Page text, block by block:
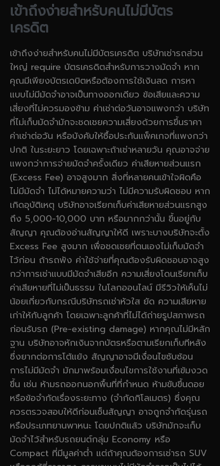
เข้าถึงง่ายสำหรับคนไม่มีบัตร
เครดิต
เข้าถึงง่ายสำหรับคนไม่มีบัตรเครดิต บริษัทเช่ารถส่วน
ใหญ่ require บัตรเครดิตสำหรับการวางมัดจำ หาก
คุณมีเพียงบัตรเดบิตหรือต้องการใช้เงินสด การหา
แบบไม่มีมัดจำอาจเป็นทางออกเดียว ข้อเสียและความ
เสี่ยงที่ไม่ควรมองข้าม ค่าเช่าต่อวันอาจแพงกว่า บริษัท
ที่ไม่เก็บมัดจำมักจะชดเชยความเสี่ยงด้วยการขึ้นราคา
ค่าเช่าต่อวัน หรือบังคับให้ซื้อประกันแพ็คเกจที่แพงกว่า
ปกติ ในระยะยาว โดยเฉพาะถ้าเช่าหลายวัน คุณอาจจ่าย
แพงกว่าการจ่ายมัดจำครั้งเดียว ค่าเสียหายส่วนแรก
(Excess Fee) อาจสูงมาก สิ่งที่หลายคนเข้าใจผิดคือ
ไม่มีมัดจำ ไม่ได้หมายความว่า ไม่มีความรับผิดชอบ หาก
เกิดอุบัติเหตุ บริษัทอาจเรียกเก็บค่าเสียหายส่วนแรกสูง
ถึง 5,000-10,000 บาท หรือมากกว่านั้น ขึ้นอยู่กับ
สัญญา คุณต้องอ่านสัญญาให้ดี เพราะบางบริษัทจะตั้ง
Excess Fee สูงมาก เพื่อชดเชยที่ตนเองไม่เก็บมัดจำ
ไว้ก่อน ถ้ารถพัง ค่าใช้จ่ายที่คุณต้องรับผิดชอบอาจสูง
กว่าการเช่าแบบมีมัดจำเสียอีก ความเสี่ยงโดนเรียกเก็บ
ค่าเสียหายที่ไม่เป็นธรรม ในโลกออนไลน์ มีรีวิวให้เห็นไม่
น้อยเกี่ยวกับกรณีบริษัทรถเช่าหัวใส ยัด ความเสียหาย
เก่าให้กับลูกค้า โดยเฉพาะลูกค้าที่ไม่ได้ถ่ายรูปสภาพรถ
ก่อนรับรถ (Pre-existing damage) หากคุณไม่มีหลัก
ฐาน บริษัทอาจหักเงินจากบัตรหรือตามเรียกเก็บทีหลัง
ซึ่งยากต่อการโต้แย้ง สัญญาอาจมีเงื่อนไขซับซ้อน
การไม่มีมัดจำ มักมาพร้อมเงื่อนไขการใช้งานที่เข้มงวด
ขึ้น เช่น ห้ามรถออกนอกพื้นที่ที่กำหนด ห้ามขับขึ้นดอย
หรือข้อจำกัดเรื่องระยะทาง (จำกัดกิโลเมตร) ซึ่งคุณ
ควรตรวจสอบให้ดีก่อนเซ็นสัญญา อาจถูกจำกัดรุ่นรถ
หรือประเภทยานพาหนะ โดยปกติแล้ว บริษัทมักจะเก็บ
มัดจำไว้สำหรับรถยนต์กลุ่ม Economy หรือ
Compact ที่มีมูลค่าต่ำ แต่ถ้าคุณต้องการเช่ารถ SUV